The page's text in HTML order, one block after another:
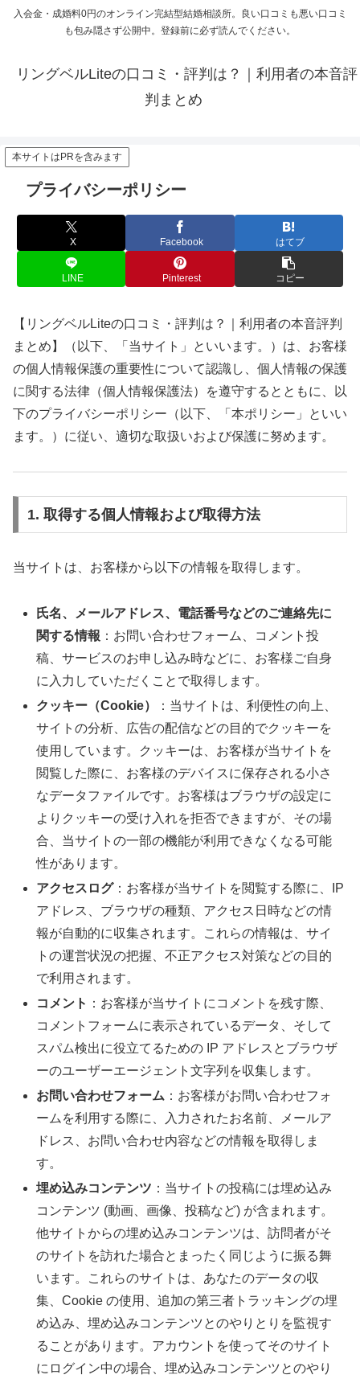
入会金・成婚料0円のオンライン完結型結婚相談所。良い口コミも悪い口コミ
も包み隠さず公開中。登録前に必ず読んでください。
リングベルLiteの口コミ・評判は？｜利用者の本音評
判まとめ
本サイトはPRを含みます
プライバシーポリシー
X Facebook はてブ
LINE Pinterest コピー
【リングベルLiteの口コミ・評判は？｜利用者の本音評判
まとめ】（以下、「当サイト」といいます。）は、お客様
の個人情報保護の重要性について認識し、個人情報の保護
に関する法律（個人情報保護法）を遵守するとともに、以
下のプライバシーポリシー（以下、「本ポリシー」といい
ます。）に従い、適切な取扱いおよび保護に努めます。
1. 取得する個人情報および取得方法
当サイトは、お客様から以下の情報を取得します。
氏名、メールアドレス、電話番号などのご連絡先に
関する情報 ：お問い合わせフォーム、コメント投
稿、サービスのお申し込み時などに、お客様ご自身
に入力していただくことで取得します。
クッキー（Cookie）
：当サイトは、利便性の向上、
サイトの分析、広告の配信などの目的でクッキーを
使用しています。クッキーは、お客様が当サイトを
閲覧した際に、お客様のデバイスに保存される小さ
なデータファイルです。お客様はブラウザの設定に
よりクッキーの受け入れを拒否できますが、その場
合、当サイトの一部の機能が利用できなくなる可能
性があります。
アクセスログ：お客様が当サイトを閲覧する際に、IP
アドレス、ブラウザの種類、アクセス日時などの情
報が自動的に収集されます。これらの情報は、サイ
トの運営状況の把握、不正アクセス対策などの目的
で利用されます。
コメント ：お客様が当サイトにコメントを残す際、
コメントフォームに表示されているデータ、そして
スパム検出に役立てるための IP アドレスとブラウザ
ーのユーザーエージェント文字列を収集します。
お問い合わせフォーム ：お客様がお問い合わせフォ
ームを利用する際に、入力されたお名前、メールア
ドレス、お問い合わせ内容などの情報を取得しま
す。
埋め込みコンテンツ ：当サイトの投稿には埋め込み
コンテンツ (動画、画像、投稿など) が含まれます。
他サイトからの埋め込みコンテンツは、訪問者がそ
のサイトを訪れた場合とまったく同じように振る舞
います。これらのサイトは、あなたのデータの収
集、Cookie の使用、追加の第三者トラッキングの埋
め込み、埋め込みコンテンツとのやりとりを監視す
ることがあります。アカウントを使ってそのサイト
にログイン中の場合、埋め込みコンテンツとのやり